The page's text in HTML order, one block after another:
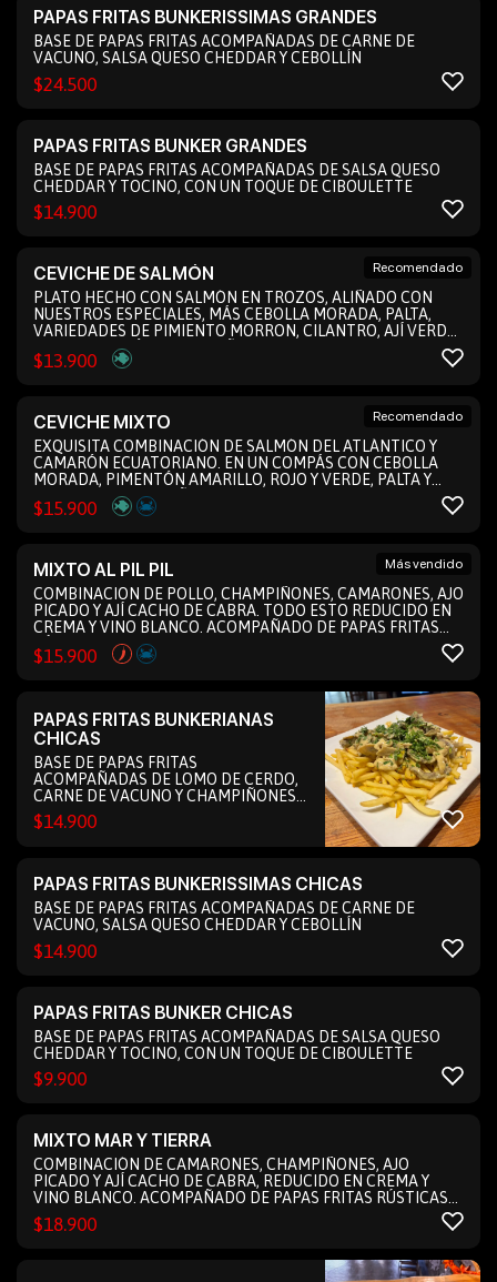
PAPAS FRITAS BUNKERISSIMAS GRANDES
BASE DE PAPAS FRITAS ACOMPAÑADAS DE CARNE DE
VACUNO, SALSA QUESO CHEDDAR Y CEBOLLÍN
$24.500
PAPAS FRITAS BUNKER GRANDES
BASE DE PAPAS FRITAS ACOMPAÑADAS DE SALSA QUESO
CHEDDAR Y TOCINO, CON UN TOQUE DE CIBOULETTE
$14.900
CEVICHE DE SALMÓN
PLATO HECHO CON SALMÓN EN TROZOS, ALIÑADO CON
NUESTROS ESPECIALES, MÁS CEBOLLA MORADA, PALTA,
VARIEDADES DE PIMIENTO MORRON, CILANTRO, AJÍ VERDE
Y JUGO DE LIMÓN. ACOMPAÑADO DE TOSTADAS O
TOSTONES
$13.900
Recomendado
CEVICHE MIXTO
EXQUISITA COMBINACIÓN DE SALMÓN DEL ATLÁNTICO Y
CAMARÓN ECUATORIANO. EN UN COMPÁS CON CEBOLLA
MORADA, PIMENTÓN AMARILLO, ROJO Y VERDE, PALTA Y
VIGORIZANTE PORCIÓN DE AJÍ VERDE PARA POTENCIAR
$15.900
Recomendado
MIXTO AL PIL PIL
COMBINACION DE POLLO, CHAMPIÑONES, CAMARONES, AJO
PICADO Y AJÍ CACHO DE CABRA. TODO ESTO REDUCIDO EN
CREMA Y VINO BLANCO. ACOMPAÑADO DE PAPAS FRITAS
RÚSTICAS Y TOSTADAS
$15.900
Más vendido
PAPAS FRITAS BUNKERIANAS
CHICAS
BASE DE PAPAS FRITAS
ACOMPAÑADAS DE LOMO DE CERDO,
CARNE DE VACUNO Y CHAMPIÑONES,
REDUCIDO EN UNA SALSA DE CREMA Y
MOSTAZA. (foto de porción pequeña)
$14.900
PAPAS FRITAS BUNKERISSIMAS CHICAS
BASE DE PAPAS FRITAS ACOMPAÑADAS DE CARNE DE
VACUNO, SALSA QUESO CHEDDAR Y CEBOLLÍN
$14.900
PAPAS FRITAS BUNKER CHICAS
BASE DE PAPAS FRITAS ACOMPAÑADAS DE SALSA QUESO
CHEDDAR Y TOCINO, CON UN TOQUE DE CIBOULETTE
$9.900
MIXTO MAR Y TIERRA
COMBINACIÓN DE CAMARONES, CHAMPIÑONES, AJO
PICADO Y AJÍ CACHO DE CABRA, REDUCIDO EN CREMA Y
VINO BLANCO. ACOMPAÑADO DE PAPAS FRITAS RÚSTICAS
CON UN TOQUE DE TOCINO Y TOSTADAS.
$18.900